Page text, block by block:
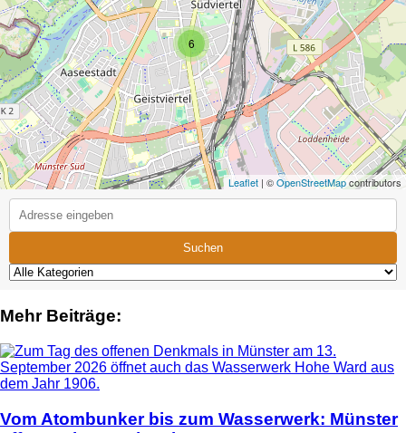
6
Leaflet | ©OpenStreetMapcontributors
Suchen
Mehr Beiträge:
Vom Atombunker bis zum Wasserwerk: Münster